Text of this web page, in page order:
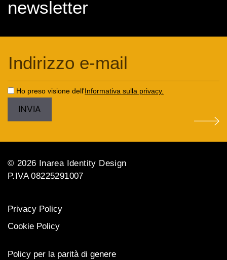
newsletter
Ho preso visione dell'Informativa sulla privacy.
© 2026 Inarea Identity Design
P.IVA 08225291007
Privacy Policy
Cookie Policy
Policy per la parità di genere